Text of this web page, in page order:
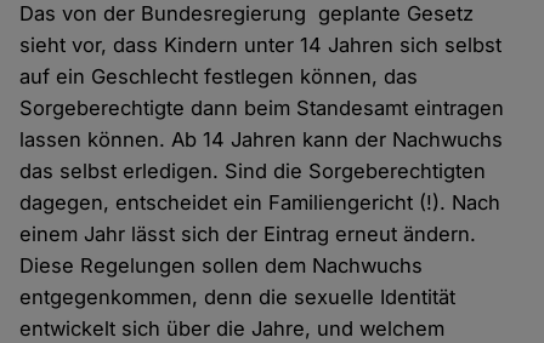
Das von der Bundesregierung geplante Gesetz
sieht vor, dass Kindern unter 14 Jahren sich selbst
auf ein Geschlecht festlegen können, das
Sorgeberechtigte dann beim Standesamt eintragen
lassen können. Ab 14 Jahren kann der Nachwuchs
das selbst erledigen. Sind die Sorgeberechtigten
dagegen, entscheidet ein Familiengericht (!). Nach
einem Jahr lässt sich der Eintrag erneut ändern.
Diese Regelungen sollen dem Nachwuchs
entgegenkommen, denn die sexuelle Identität
entwickelt sich über die Jahre, und welchem